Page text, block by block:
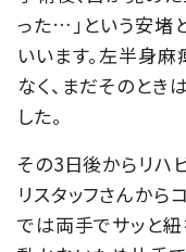
った…」という安堵
いいます。左半身
なく、まだそのとき
した。
その3日後からリハ
リスタッフさんから
では両手でサッと